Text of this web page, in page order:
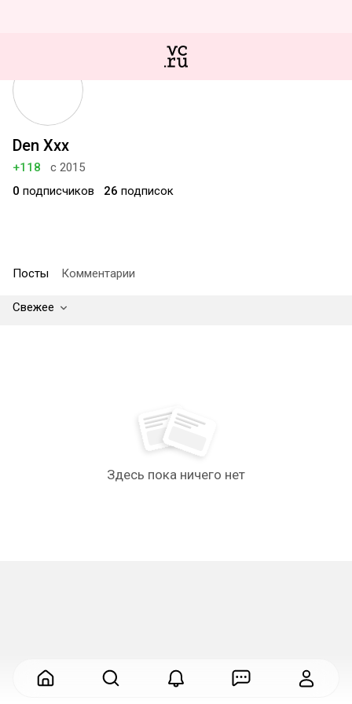
Den Xxx
+118
с 2015
0 подписчиков 26 подписок
Посты Комментарии
Свежее
Здесь пока ничего нет